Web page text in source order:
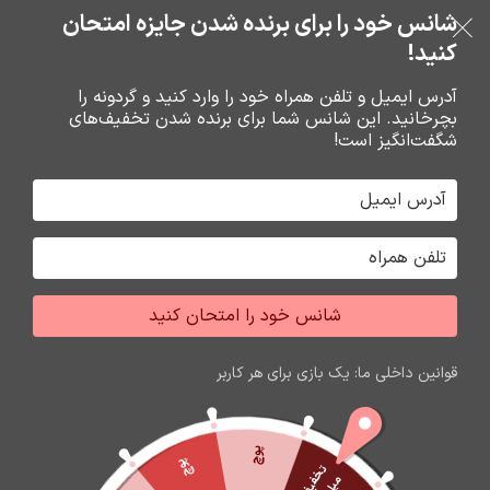
خرید قسطی با ترب‌پی
عبور به ناوبری
رفتن به محتوای اصلی
0 ریال
مونوپاد
جشواره فروش محصولات اپل
برای تغییر این متن بر روی دکمه ویرایش کلیک کنید. لورم
ایپسوم متن ساختگی با تولید سادگی نامفهوم از صنعت چاپ
60
روز
18
ساعت
31
دقیقه
14
ثانیه
فروشگاه نوین تراشه گنجی
پوچ
پوچ
شانس خود را برای برنده شدن جایزه امتحان
کنید!
آدرس ایمیل و تلفن همراه خود را وارد کنید و گردونه را
بچرخانید. این شانس شما برای برنده شدن تخفیف‌های
شگفت‌انگیز است!
شانس خود را امتحان کنید
قوانین داخلی ما: یک بازی برای هر کاربر